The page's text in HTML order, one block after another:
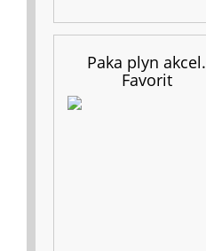
Paka plyn akcel.
Favorit